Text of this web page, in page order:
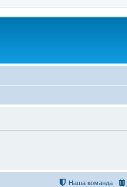
Наша команда